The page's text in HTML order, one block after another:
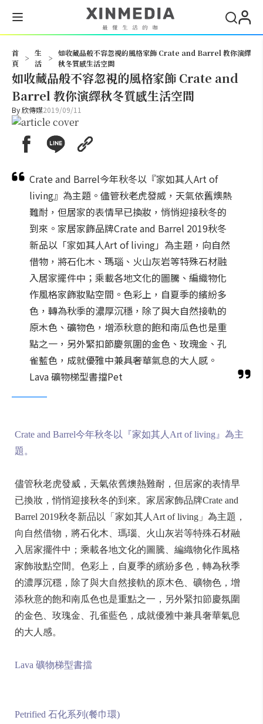
首
頁
>
生
活
>
如收藏品般不容忽視的風格家飾 Crate and Barrel 教你演繹
秋冬質感生活空間
如收藏品般不容忽視的風格家飾 Crate and
Barrel 教你演繹秋冬質感生活空間
By欣傳媒2019/09/11
Crate and Barrel今年秋冬以『家如其人Art of
living』為主題。儘管秋老虎發威，天氣依舊燠熱
難耐，但居家的表情早已換妝，悄悄迎接秋冬的
到來。家居家飾品牌Crate and Barrel 2019秋冬
新品以「家如其人Art of living」為主題，向自然
借物，將石化木、瑪瑙、火山灰岩等特殊石材融
入居家擺件中；乘載各地文化的圖騰、編織物化
作風格家飾妝點空間。色彩上，自夏季的繽紛多
色，轉為秋季的濃厚沉穩，除了與大自然接軌的
原木色、礦物色，增添秋意的飽和南瓜色也是重
點之一，另外緊扣節慶氛圍的金色、玫瑰金、孔
雀藍色，成就優雅中兼具奢華氣息的大人感。
Lava 礦物梯型書擋Pet
Crate and Barrel今年秋冬以『家如其人Art of living』為主
題。
儘管秋老虎發威，天氣依舊燠熱難耐，但居家的表情早
已換妝，悄悄迎接秋冬的到來。家居家飾品牌Crate and
Barrel 2019秋冬新品以「家如其人Art of living」為主題，
向自然借物，將石化木、瑪瑙、火山灰岩等特殊石材融
入居家擺件中；乘載各地文化的圖騰、編織物化作風格
家飾妝點空間。色彩上，自夏季的繽紛多色，轉為秋季
的濃厚沉穩，除了與大自然接軌的原木色、礦物色，增
添秋意的飽和南瓜色也是重點之一，另外緊扣節慶氛圍
的金色、玫瑰金、孔雀藍色，成就優雅中兼具奢華氣息
的大人感。
Lava 礦物梯型書擋
Petrified 石化系列(餐巾環)